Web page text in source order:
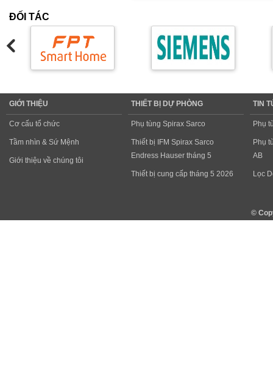
ĐỐI TÁC
GIỚI THIỆU
Cơ cấu tổ chức
Tầm nhìn & Sứ Mệnh
Giới thiệu về chúng tôi
THIẾT BỊ DỰ PHÒNG
Phụ tùng Spirax Sarco
Thiết bị IFM Spirax Sarco
Endress Hauser tháng 5
Thiết bị cung cấp tháng 5 2026
TIN
Phụ
Phụ
AB
Lọc
©